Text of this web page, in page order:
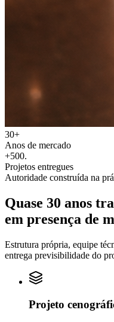
30+
Anos de mercado
+500.
Projetos entregues
Autoridade construída na
Quase 30 anos
em presença de
Estrutura própria, equipe
entrega previsibilidade do
Projeto